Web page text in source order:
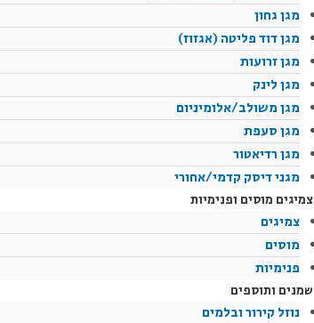
מגן גחון
מגן דוד פליטה (אגזוז)
מגן זרועות
מגן לינק
מגן משולב/אלומיניום
מגן סעפת
מגן רדיאטור
מגני דיסק קדמי/אחורי
צמיגים מוסים ופנימיות
צמיגים
מוסים
פנימיות
שמנים ותוספים
נוזל קירור ובלמים